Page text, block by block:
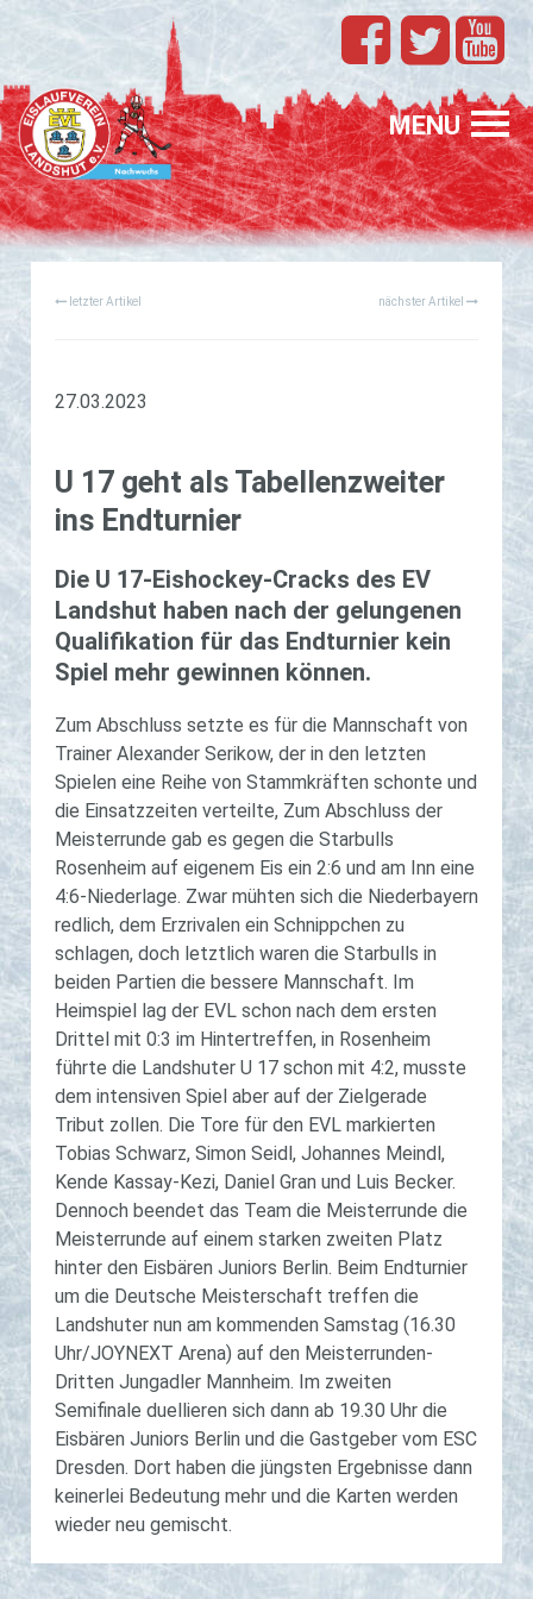
MENU
TEAMS
EVL
SPONSORING
FÖRDERUNG
PROFIS
GESUCHT
letzter Artikel nächster Artikel
27.03.2023
U 17 geht als Ta­bel­len­zwei­ter
ins End­tur­nier
Die U 17-Eis­hockey-Cracks des EV
Lands­hut haben nach der ge­lun­ge­nen
Qua­li­fi­ka­ti­on für das End­tur­nier kein
Spiel mehr ge­win­nen kön­nen.
Zum Abschluss setzte es für die Mannschaft von
Trainer Alexander Serikow, der in den letzten
Spielen eine Reihe von Stammkräften schonte und
die Einsatzzeiten verteilte, Zum Abschluss der
Meisterrunde gab es gegen die Starbulls
Rosenheim auf eigenem Eis ein 2:6 und am Inn eine
4:6-Niederlage. Zwar mühten sich die Niederbayern
redlich, dem Erzrivalen ein Schnippchen zu
schlagen, doch letztlich waren die Starbulls in
beiden Partien die bessere Mannschaft. Im
Heimspiel lag der EVL schon nach dem ersten
Drittel mit 0:3 im Hintertreffen, in Rosenheim
führte die Landshuter U 17 schon mit 4:2, musste
dem intensiven Spiel aber auf der Zielgerade
Tribut zollen. Die Tore für den EVL markierten
Tobias Schwarz, Simon Seidl, Johannes Meindl,
Kende Kassay-Kezi, Daniel Gran und Luis Becker.
Dennoch beendet das Team die Meisterrunde die
Meisterrunde auf einem starken zweiten Platz
hinter den Eisbären Juniors Berlin. Beim Endturnier
um die Deutsche Meisterschaft treffen die
Landshuter nun am kommenden Samstag (16.30
Uhr/JOYNEXT Arena) auf den Meisterrunden-
Dritten Jungadler Mannheim. Im zweiten
Semifinale duellieren sich dann ab 19.30 Uhr die
Eisbären Juniors Berlin und die Gastgeber vom ESC
Dresden. Dort haben die jüngsten Ergebnisse dann
keinerlei Bedeutung mehr und die Karten werden
wieder neu gemischt.